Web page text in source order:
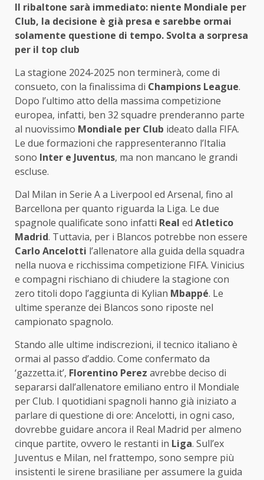
Il ribaltone sarà immediato: niente Mondiale per
Club, la decisione è già presa e sarebbe ormai
solamente questione di tempo. Svolta a sorpresa
per il top club
La stagione 2024-2025 non terminerà, come di
consueto, con la finalissima di Champions League.
Dopo l’ultimo atto della massima competizione
europea, infatti, ben 32 squadre prenderanno parte
al nuovissimo Mondiale per Club ideato dalla FIFA.
Le due formazioni che rappresenteranno l’Italia
sono Inter e Juventus, ma non mancano le grandi
escluse.
Dal Milan in Serie A a Liverpool ed Arsenal, fino al
Barcellona per quanto riguarda la Liga. Le due
spagnole qualificate sono infatti Real ed Atletico
Madrid. Tuttavia, per i Blancos potrebbe non essere
Carlo Ancelotti l’allenatore alla guida della squadra
nella nuova e ricchissima competizione FIFA. Vinicius
e compagni rischiano di chiudere la stagione con
zero titoli dopo l’aggiunta di Kylian Mbappé. Le
ultime speranze dei Blancos sono riposte nel
campionato spagnolo.
Stando alle ultime indiscrezioni, il tecnico italiano è
ormai al passo d’addio. Come confermato da
‘gazzetta.it’, Florentino Perez avrebbe deciso di
separarsi dall’allenatore emiliano entro il Mondiale
per Club. I quotidiani spagnoli hanno già iniziato a
parlare di questione di ore: Ancelotti, in ogni caso,
dovrebbe guidare ancora il Real Madrid per almeno
cinque partite, ovvero le restanti in Liga. Sull’ex
Juventus e Milan, nel frattempo, sono sempre più
insistenti le sirene brasiliane per assumere la guida